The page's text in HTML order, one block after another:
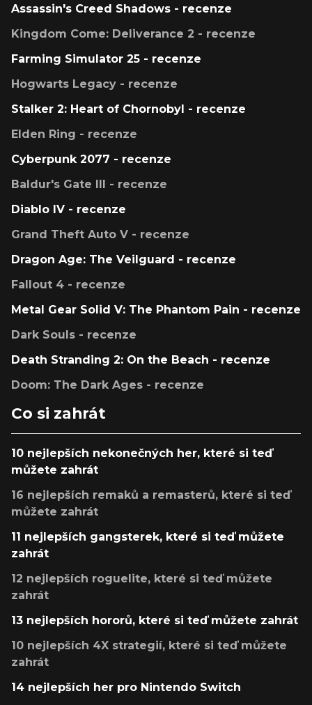
Assassin's Creed Shadows - recenze
Kingdom Come: Deliverance 2 - recenze
Farming Simulator 25 - recenze
Hogwarts Legacy - recenze
Stalker 2: Heart of Chornobyl - recenze
Elden Ring - recenze
Cyberpunk 2077 - recenze
Baldur's Gate III - recenze
Diablo IV - recenze
Grand Theft Auto V - recenze
Dragon Age: The Veilguard - recenze
Fallout 4 - recenze
Metal Gear Solid V: The Phantom Pain - recenze
Dark Souls - recenze
Death Stranding 2: On the Beach - recenze
Doom: The Dark Ages - recenze
Co si zahrát
10 nejlepších nekonečných her, které si teď
můžete zahrát
16 nejlepších remaků a remasterů, které si teď
můžete zahrát
11 nejlepších gangsterek, které si teď můžete
zahrát
12 nejlepších roguelite, které si teď můžete
zahrát
13 nejlepších hororů, které si teď můžete zahrát
10 nejlepších 4X strategií, které si teď můžete
zahrát
14 nejlepších her pro Nintendo Switch